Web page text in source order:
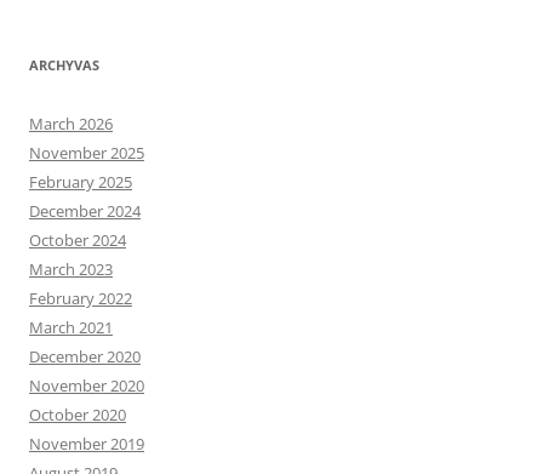
ARCHYVAS
March 2026
November 2025
February 2025
December 2024
October 2024
March 2023
February 2022
March 2021
December 2020
November 2020
October 2020
November 2019